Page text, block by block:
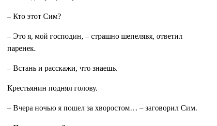
– Кто этот Сим?
– Это я, мой господин, – страшно шепелявя, ответил
паренек.
– Встань и расскажи, что знаешь.
Крестьянин поднял голову.
– Вчера ночью я пошел за хворостом… – заговорил Сим.